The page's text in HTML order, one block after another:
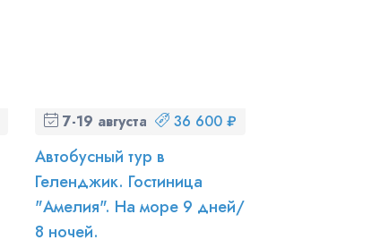
7-19 августа (пт-ср)36 600 ₽
Автобусный тур в
Геленджик. Гостиница
"Амелия". На море 9 дней/
8 ночей.